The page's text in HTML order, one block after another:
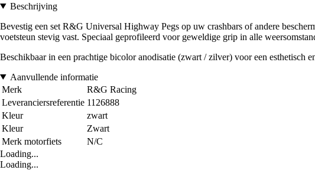
Beschrijving
Bevestig een set R&G Universal Highway Pegs op uw crashbars of andere
voetsteun stevig vast. Speciaal geprofileerd voor geweldige grip in alle
Beschikbaar in een prachtige bicolor anodisatie (zwart / zilver) voor een esthetisch
Aanvullende informatie
Merk
R&G Racing
Leveranciersreferentie 1126888
Kleur
zwart
Kleur
Zwart
Merk motorfiets
N/C
Loading...
Loading...